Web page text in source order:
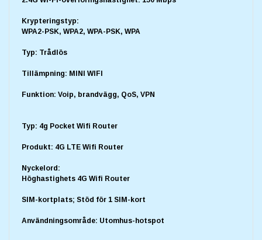
Krypteringstyp:
WPA2-PSK, WPA2, WPA-PSK, WPA
Typ: Trådlös
Tillämpning: MINI WIFI
Funktion: Voip, brandvägg, QoS, VPN
Typ: 4g Pocket Wifi Router
Produkt: 4G LTE Wifi Router
Nyckelord:
Höghastighets 4G Wifi Router
SIM-kortplats; Stöd för 1 SIM-kort
Användningsområde: Utomhus-hotspot